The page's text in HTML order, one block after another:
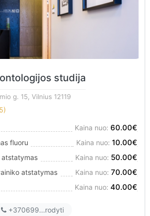
studija
g. 15, Vilnius 12119
Kaina nuo: 60.00€
fluoru Kaina nuo: 10.00€
atstatymas Kaina nuo: 50.00€
atstatymas Kaina nuo: 70.00€
Kaina nuo: 40.00€
+370699...rodyti